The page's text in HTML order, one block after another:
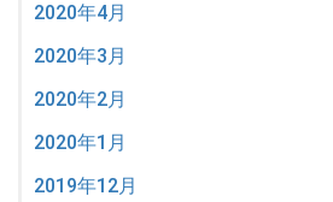
2020年4月
2020年3月
2020年2月
2020年1月
2019年12月